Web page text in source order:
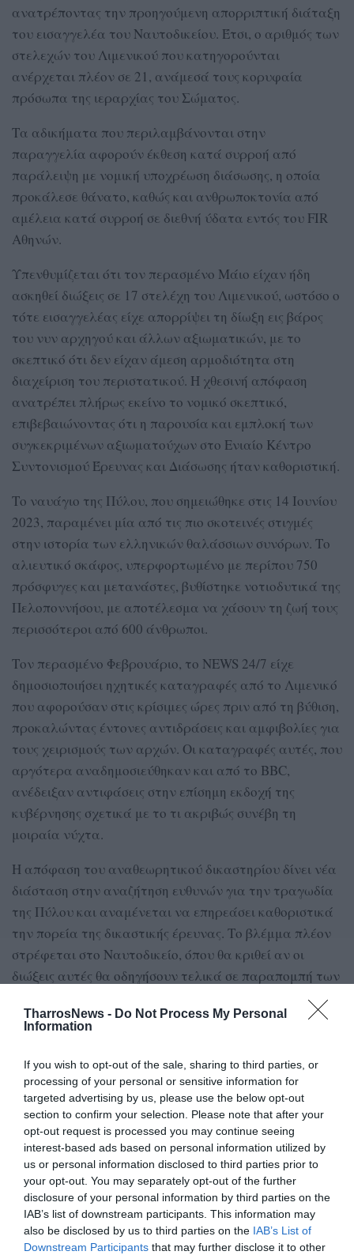
TharrosNews - Do Not Process My Personal
Information
If you wish to opt-out of the sale, sharing to third parties, or
processing of your personal or sensitive information for
targeted advertising by us, please use the below opt-out
section to confirm your selection. Please note that after your
opt-out request is processed you may continue seeing
interest-based ads based on personal information utilized by
us or personal information disclosed to third parties prior to
your opt-out. You may separately opt-out of the further
disclosure of your personal information by third parties on the
IAB’s list of downstream participants. This information may
also be disclosed by us to third parties on the IAB’s List of
Downstream Participants that may further disclose it to other
ανατρέποντας την προηγούμενη απορριπτική διάταξη
του εισαγγελέα του Ναυτοδικείου. Έτσι, ο αριθμός των
στελεχών του Λιμενικού που κατηγορούνται
ανέρχεται πλέον σε 21, ανάμεσά τους κορυφαία
πρόσωπα της ιεραρχίας του Σώματος.
Τα αδικήματα που περιλαμβάνονται στην
παραγγελία αφορούν έκθεση κατά συρροή από
παράλειψη με νομική υποχρέωση διάσωσης, η οποία
προκάλεσε θάνατο, καθώς και ανθρωποκτονία από
αμέλεια κατά συρροή σε διεθνή ύδατα εντός του FIR
Αθηνών.
Υπενθυμίζεται ότι τον περασμένο Μάιο είχαν ήδη
ασκηθεί διώξεις σε 17 στελέχη του Λιμενικού, ωστόσο ο
τότε εισαγγελέας είχε απορρίψει τη δίωξη εις βάρος
του νυν αρχηγού και άλλων αξιωματικών, με το
σκεπτικό ότι δεν είχαν άμεση αρμοδιότητα στη
διαχείριση του περιστατικού. Η χθεσινή απόφαση
ανατρέπει πλήρως εκείνο το νομικό σκεπτικό,
επιβεβαιώνοντας ότι η παρουσία και εμπλοκή των
συγκεκριμένων αξιωματούχων στο Ενιαίο Κέντρο
Συντονισμού Έρευνας και Διάσωσης ήταν καθοριστική.
Το ναυάγιο της Πύλου, που σημειώθηκε στις 14 Ιουνίου
2023, παραμένει μία από τις πιο σκοτεινές στιγμές
στην ιστορία των ελληνικών θαλάσσιων συνόρων. Το
αλιευτικό σκάφος, υπερφορτωμένο με περίπου 750
πρόσφυγες και μετανάστες, βυθίστηκε νοτιοδυτικά της
Πελοποννήσου, με αποτέλεσμα να χάσουν τη ζωή τους
περισσότεροι από 600 άνθρωποι.
Τον περασμένο Φεβρουάριο, το NEWS 24/7 είχε
δημοσιοποιήσει ηχητικές καταγραφές από το Λιμενικό
που αφορούσαν στις κρίσιμες ώρες πριν από τη βύθιση,
προκαλώντας έντονες αντιδράσεις και αμφιβολίες για
τους χειρισμούς των αρχών. Οι καταγραφές αυτές, που
αργότερα αναδημοσιεύθηκαν και από το BBC,
ανέδειξαν αντιφάσεις στην επίσημη εκδοχή της
κυβέρνησης σχετικά με το τι ακριβώς συνέβη τη
μοιραία νύχτα.
Η απόφαση του αναθεωρητικού δικαστηρίου δίνει νέα
διάσταση στην αναζήτηση ευθυνών για την τραγωδία
της Πύλου και αναμένεται να επηρεάσει καθοριστικά
την πορεία της δικαστικής έρευνας. Το βλέμμα πλέον
στρέφεται στο Ναυτοδικείο, όπου θα κριθεί αν οι
διώξεις αυτές θα οδηγήσουν τελικά σε παραπομπή των
Α.Π.
TAGS: ΝΑΥΑΓΙΟ
Facebook Twitter